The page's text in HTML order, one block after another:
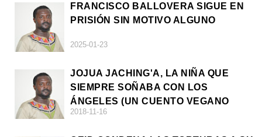
FRANCISCO BALLOVERA SIGUE EN
PRISIÓN SIN MOTIVO ALGUNO
2025-01-23
JOJUA JACHING'A, LA NIÑA QUE
SIEMPRE SOÑABA CON LOS
ÁNGELES (UN CUENTO VEGANO
AFRICANO)
2018-11-16